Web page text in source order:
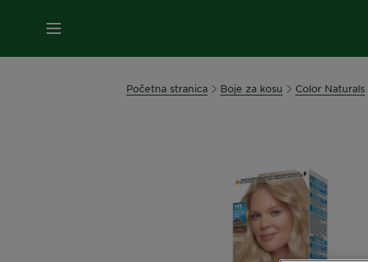
IZBORNIK
Početna stranica Boje za kosu Color Naturals